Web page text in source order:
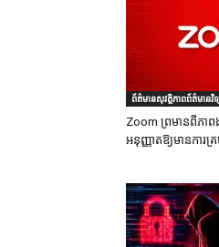
ព័ត៌មានសុវត្ថិភាពព័ត៌មានវិទ្
Zoom ព្រមានពីភា
អនុញ្ញាតឱ្យមានការ